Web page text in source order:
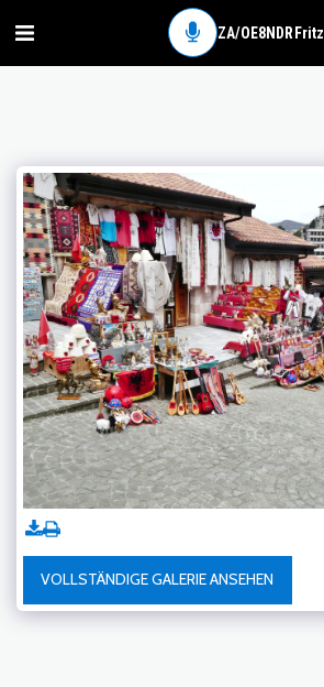
ZA/OE8NDR Fritz
VOLLSTÄNDIGE GALERIE ANSEHEN